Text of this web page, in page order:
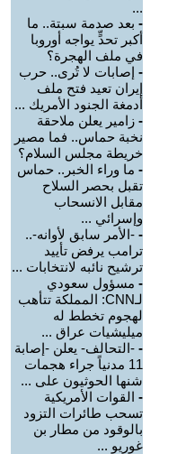
...
- بعد صدمة سبتة.. ما
أكبر تحدٍّ يواجه أوروبا
في ملف الهجرة؟
- إصابات لا تُرى.. حرب
إيران تعيد فتح ملف
أدمغة الجنود الأمريك ...
- زامير يعلن ملاحقة
نخبة حماس.. فما مصير
خريطة مجلس السلام؟
- ما وراء الخبر.. حماس
تقبل بحصر السلاح
مقابل الانسحاب
وإسرائي ...
- -الأمر سابق لأوانه-..
ترامب يرفض تأييد
ترشيح نائبه لانتخابات ...
- مسؤول سعودي
لـCNN: المملكة تتأهب
لهجوم تخطط له
ميليشيات عراق ...
- -التحالف- يعلن -إصابة
11 مدنياً جراء هجمات
شنها الحوثيون على ...
- القوات الأمريكية
تسحب طائرات التزود
بالوقود من مطار بن
غوريو ...